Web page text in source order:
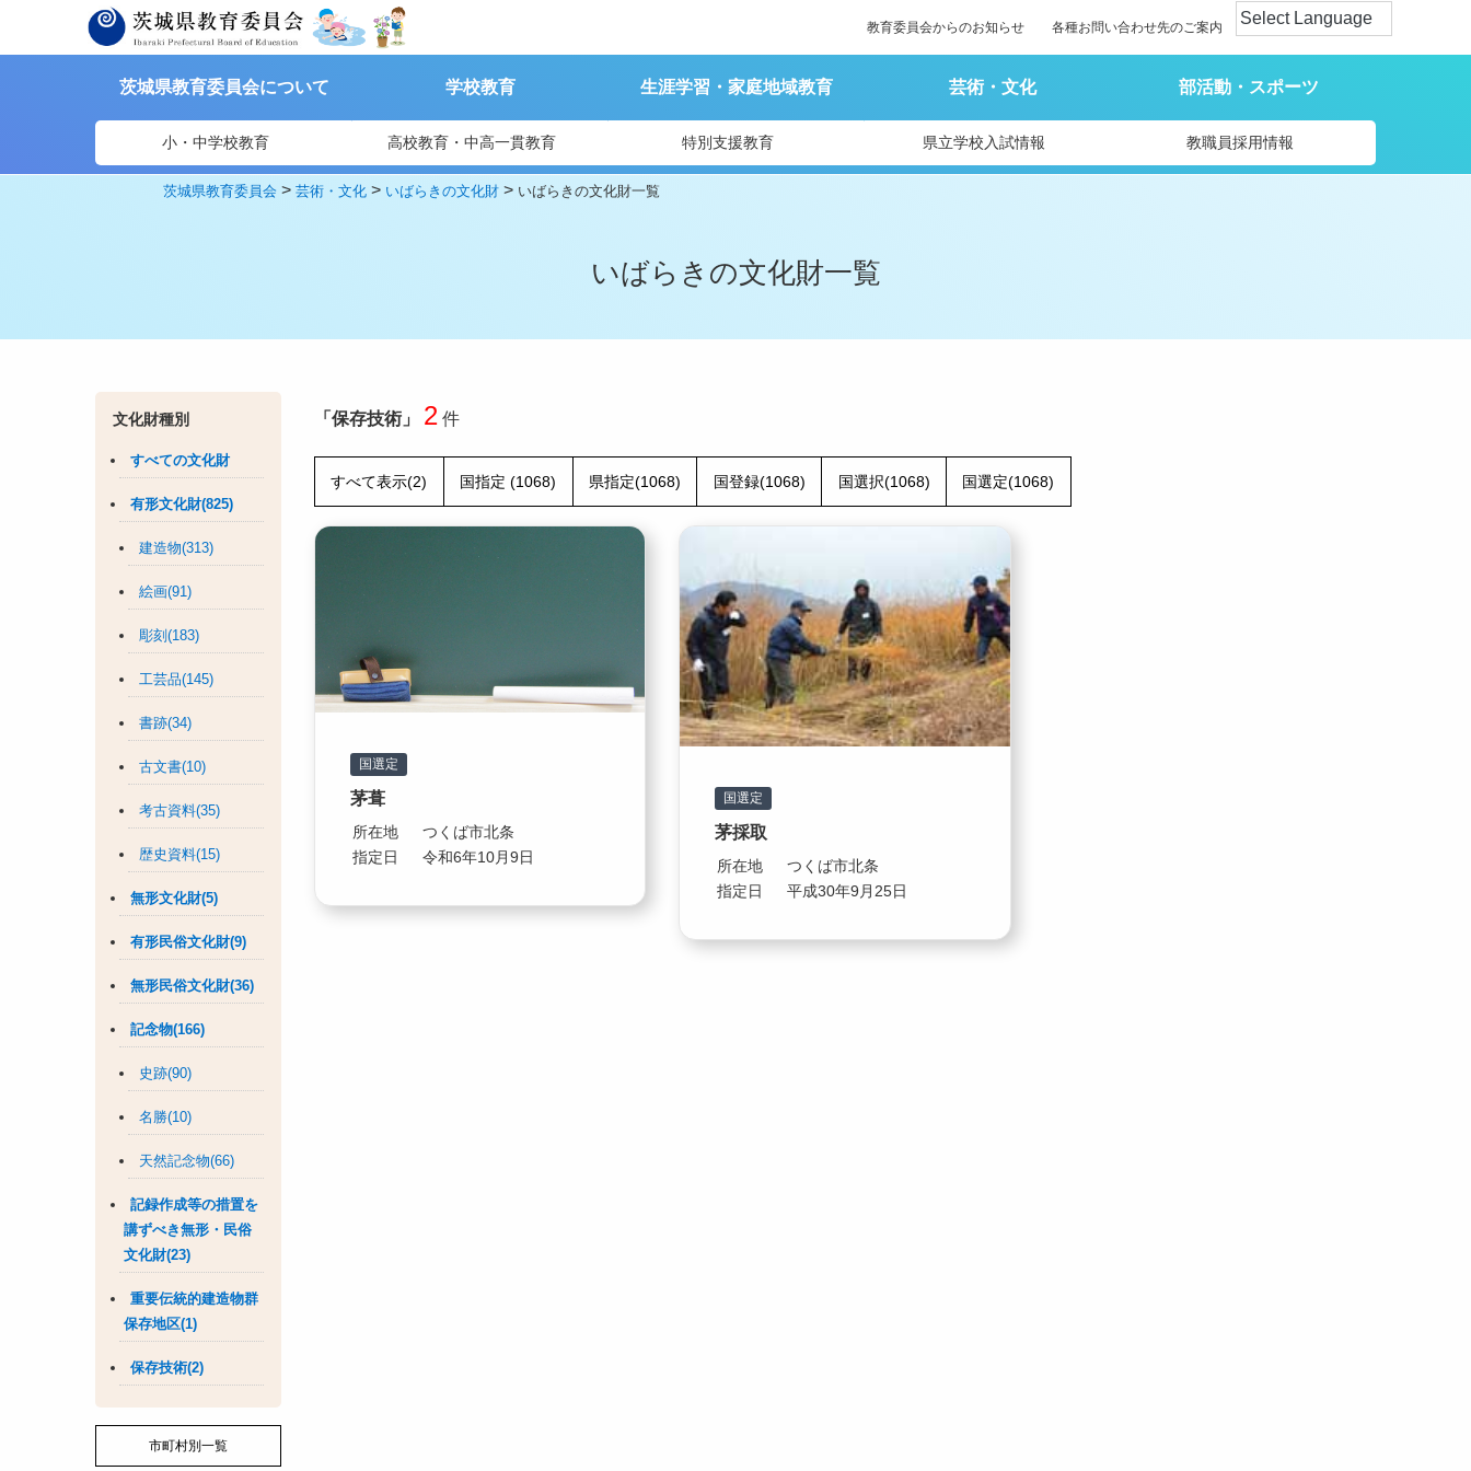
教育委員会からのお知らせ 各種お問い合わせ先のご案内
茨城県教育委員会について 学校教育 生涯学習・家庭地域教育 芸術・文化 部活動・スポーツ
小・中学校教育 高校教育・中高一貫教育 特別支援教育 県立学校入試情報 教職員採用情報
茨城県教育委員会 >芸術・文化 > いばらきの文化財 > いばらきの文化財一覧
いばらきの文化財一覧
文化財種別
すべての文化財
有形文化財(825)
建造物(313)
絵画(91)
彫刻(183)
工芸品(145)
書跡(34)
古文書(10)
考古資料(35)
歴史資料(15)
無形文化財(5)
有形民俗文化財(9)
無形民俗文化財(36)
記念物(166)
史跡(90)
名勝(10)
天然記念物(66)
記録作成等の措置を
講ずべき無形・民俗
文化財(23)
重要伝統的建造物群
保存地区(1)
保存技術(2)
市町村別一覧
「保存技術」 2 件
すべて表示(2) 国指定 (1068) 県指定(1068) 国登録(1068) 国選択(1068) 国選定(1068)
国選定
茅葺
所在地
つくば市北条
指定日
令和6年10月9日
国選定
茅採取
所在地
つくば市北条
指定日
平成30年9月25日